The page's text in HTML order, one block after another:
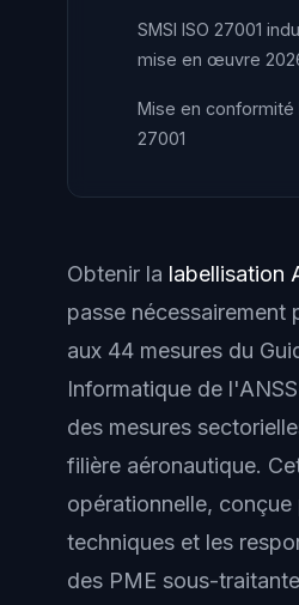
SMSI ISO 27001
mise en œuvre
Mise en conformité
27001
Obtenir la labellisation
passe nécessairement
aux 44 mesures du
Informatique de
des mesures
filière aéronautique.
opérationnelle,
techniques et les
des PME sous-